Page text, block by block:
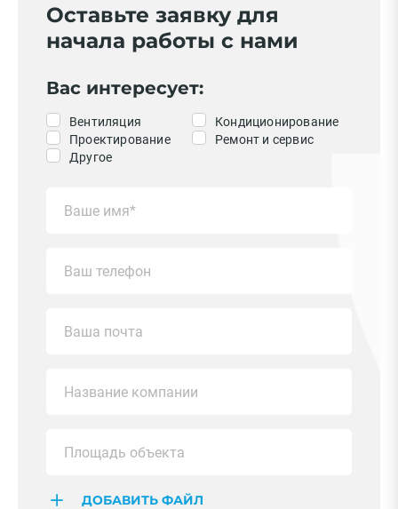
Оставьте заявку для
начала работы с нами
Вас интересует:
Вентиляция
Кондиционирование
Проектирование
Ремонт и сервис
Другое
ДОБАВИТЬ ФАЙЛ